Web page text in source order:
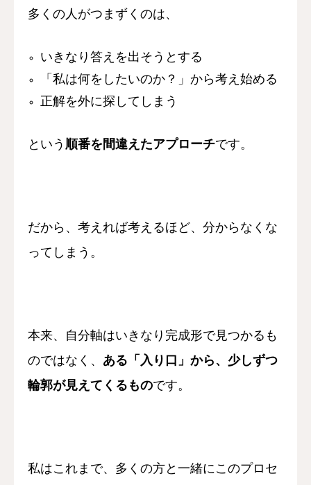
多くの人がつまずくのは、
いきなり答えを出そうとする
「私は何をしたいのか？」から考え始める
正解を外に探してしまう
という 順番を間違えたアプローチです。
だから、考えれば考えるほど、 分からなくな
ってしまう。
本来、自分軸はいきなり完成形で見つかるも
のではなく、 ある「入り口」から、少しずつ
輪郭が見えてくるものです。
私はこれまで、 多くの方と一緒にこのプロセ